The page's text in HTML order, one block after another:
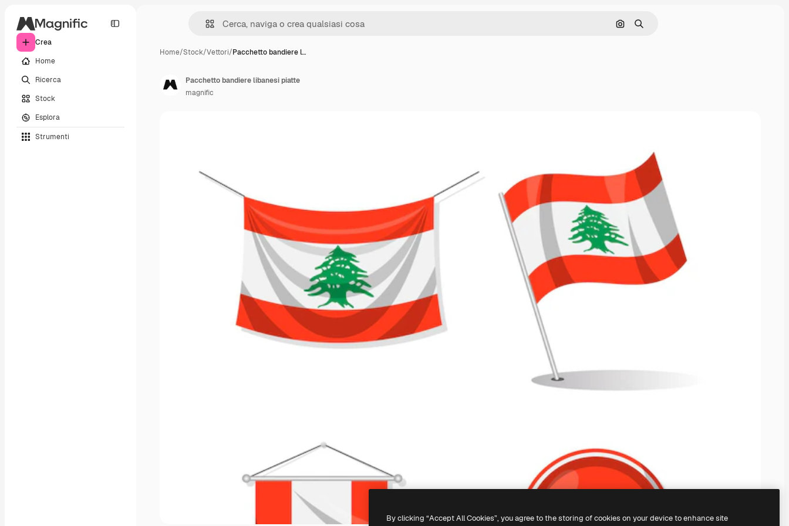
Crea
Home
Ricerca
Stock
Esplora
Strumenti
Cerca per immagine
Ricerca
Home/Stock/Vettori/Pacchetto bandiere l…
Pacchetto bandiere libanesi piatte
magnific
By clicking “Accept All Cookies”, you agree to the storing of cookies on your device to enhance site